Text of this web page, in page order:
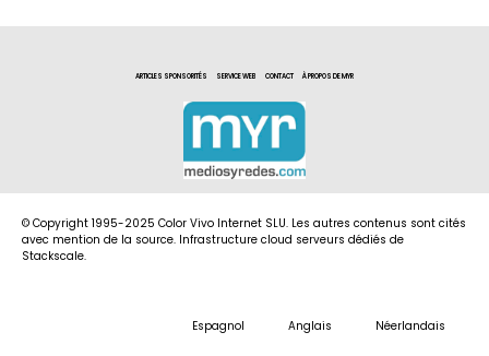
ARTICLES SPONSORITÉS SERVICE WEB CONTACT À PROPOS DE MYR
© Copyright 1995-2025 Color Vivo Internet SLU. Les autres contenus sont cités
avec mention de la source. Infrastructure cloud serveurs dédiés de
Stackscale.
Espagnol Anglais Néerlandais